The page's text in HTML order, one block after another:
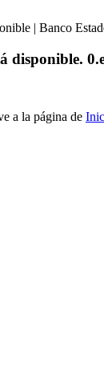
disponible.
a la página de